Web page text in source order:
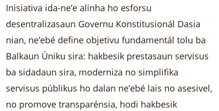
Inisiativa ida-ne’e alinha ho esforsu
desentralizasaun Governu Konstitusionál Dasia
nian, ne’ebé define objetivu fundamentál tolu ba
Balkaun Úniku sira: hakbesik prestasaun servisus
ba sidadaun sira, moderniza no simplifika
servisus públikus ho dalan ne’ebé lais no asesivel,
no promove transparénsia, hodi hakbesik